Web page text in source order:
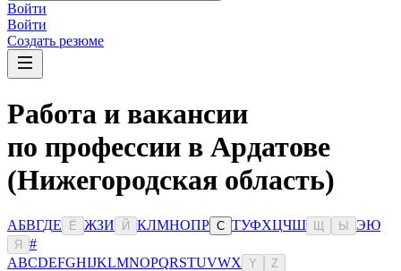
Войти
Войти
Создать резюме
Работа и вакансии
по профессии в Ардатове
(Нижегородская область)
АБВГДЕ Ё ЖЗИ Й КЛМНОПР С ТУФХЦЧШ Ы ЭЮ
Я
#
ABCDEFGHIJKLMNOPQRSTUVWX Y Z